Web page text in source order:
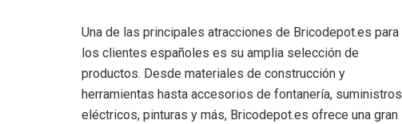
Una de las principales atracciones de Bricodepot.es para
los clientes españoles es su amplia selección de
productos. Desde materiales de construcción y
herramientas hasta accesorios de fontanería, suministros
eléctricos, pinturas y más, Bricodepot.es ofrece una gran